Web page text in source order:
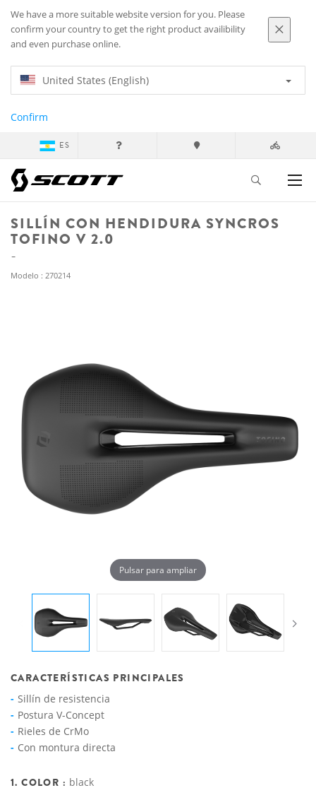
We have a more suitable website version for you. Please
confirm your country to get the right product availibility
and even purchase online.
United States (English)
Confirm
ES
SILLÍN CON HENDIDURA SYNCROS
TOFINO V 2.0
Modelo : 270214
Pulsar para ampliar
CARACTERÍSTICAS PRINCIPALES
Sillín de resistencia
Postura V-Concept
Rieles de CrMo
Con montura directa
1. COLOR : black